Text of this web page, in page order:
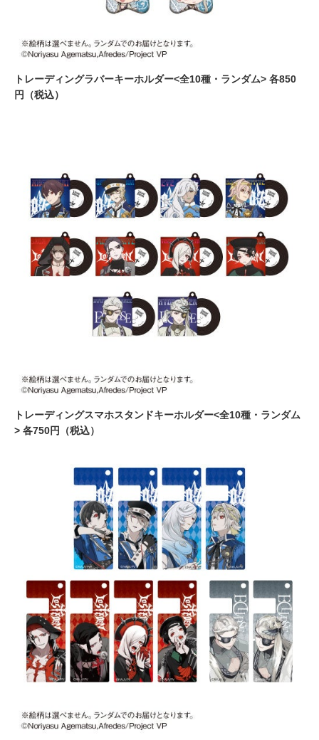
トレーディングラバーキーホルダー<全10種・ランダム> 各850
円（税込）
トレーディングスマホスタンドキーホルダー<全10種・ランダム
> 各750円（税込）